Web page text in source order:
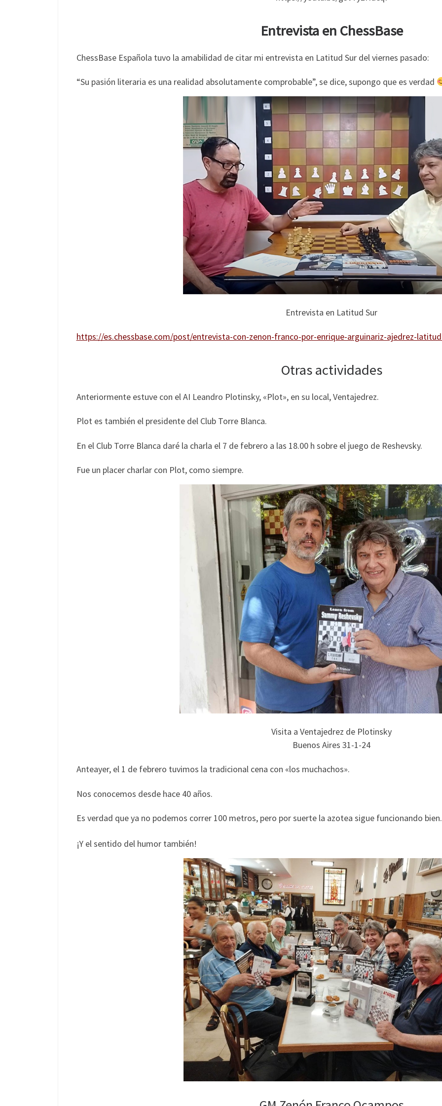
Entrevista en ChessBase
ChessBase Española tuvo la amabilidad de citar mi entrevista en Latitud Sur del viernes pasado:
“Su pasión literaria es una realidad absolutamente comprobable”, se dice, supongo que es verdad
Entrevista en Latitud Sur
https://es.chessbase.com/post/entrevista-con-zenon-franco-por-enrique-arguinariz-ajedrez-
Otras actividades
Anteriormente estuve con el AI Leandro Plotinsky, «Plot», en su local, Ventajedrez.
Plot es también el presidente del Club Torre Blanca.
En el Club Torre Blanca daré la charla el 7 de febrero a las 18.00 h sobre el juego de Reshevsky.
Fue un placer charlar con Plot, como siempre.
Visita a Ventajedrez de Plotinsky
Buenos Aires 31-1-24
Anteayer, el 1 de febrero tuvimos la tradicional cena con «los muchachos».
Nos conocemos desde hace 40 años.
Es verdad que ya no podemos correr 100 metros, pero por suerte la azotea sigue funcionando
¡Y el sentido del humor también!